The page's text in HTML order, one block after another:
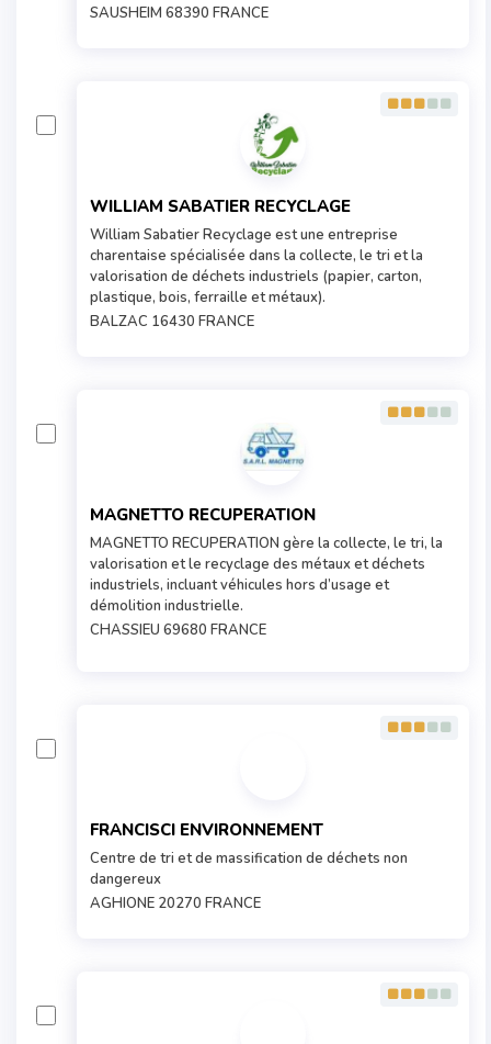
SAUSHEIM 68390 FRANCE
WILLIAM SABATIER RECYCLAGE
William Sabatier Recyclage est une entreprise
charentaise spécialisée dans la collecte, le tri et la
valorisation de déchets industriels (papier, carton,
plastique, bois, ferraille et métaux).
BALZAC 16430 FRANCE
MAGNETTO RECUPERATION
MAGNETTO RECUPERATION gère la collecte, le tri, la
valorisation et le recyclage des métaux et déchets
industriels, incluant véhicules hors d’usage et
démolition industrielle.
CHASSIEU 69680 FRANCE
FRANCISCI ENVIRONNEMENT
Centre de tri et de massification de déchets non
dangereux
AGHIONE 20270 FRANCE